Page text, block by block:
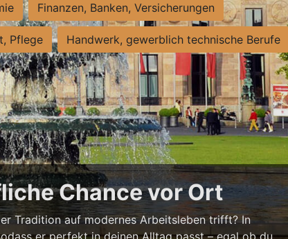
Finanzen, Banken, Versicherungen
Pflege Handwerk, gewerblich technische Berufe
Chance vor Ort
Tradition auf modernes Arbeitsleben trifft? In